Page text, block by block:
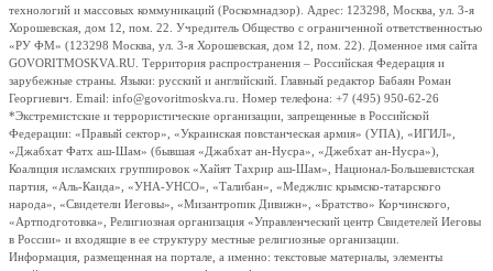
технологий и массовых коммуникаций (Роскомнадзор). Адрес: 123298, Москва, ул. 3-я
Хорошевская, дом 12, пом. 22. Учредитель Общество с ограниченной ответственностью
«РУ ФМ» (123298 Москва, ул. 3-я Хорошевская, дом 12, пом. 22). Доменное имя сайта
GOVORITMOSKVA.RU. Территория распространения – Российская Федерация и
зарубежные страны. Языки: русский и английский. Главный редактор Бабаян Роман
Георгиевич. Email: info@govoritmoskva.ru. Номер телефона: +7 (495) 950-62-26
*Экстремистские и террористические организации, запрещенные в Российской
Федерации: «Правый сектор», «Украинская повстанческая армия» (УПА), «ИГИЛ»,
«Джабхат Фатх аш-Шам» (бывшая «Джабхат ан-Нусра», «Джебхат ан-Нусра»),
Коалиция исламских группировок «Хайят Тахрир аш-Шам», Национал-Большевистская
партия, «Аль-Каида», «УНА-УНСО», «Талибан», «Меджлис крымско-татарского
народа», «Свидетели Иеговы», «Мизантропик Дивижн», «Братство» Корчинского,
«Артподготовка», Религиозная организация «Управленческий центр Свидетелей Иеговы
в России» и входящие в ее структуру местные религиозные организации.
Информация, размещенная на портале, а именно: текстовые материалы, элементы